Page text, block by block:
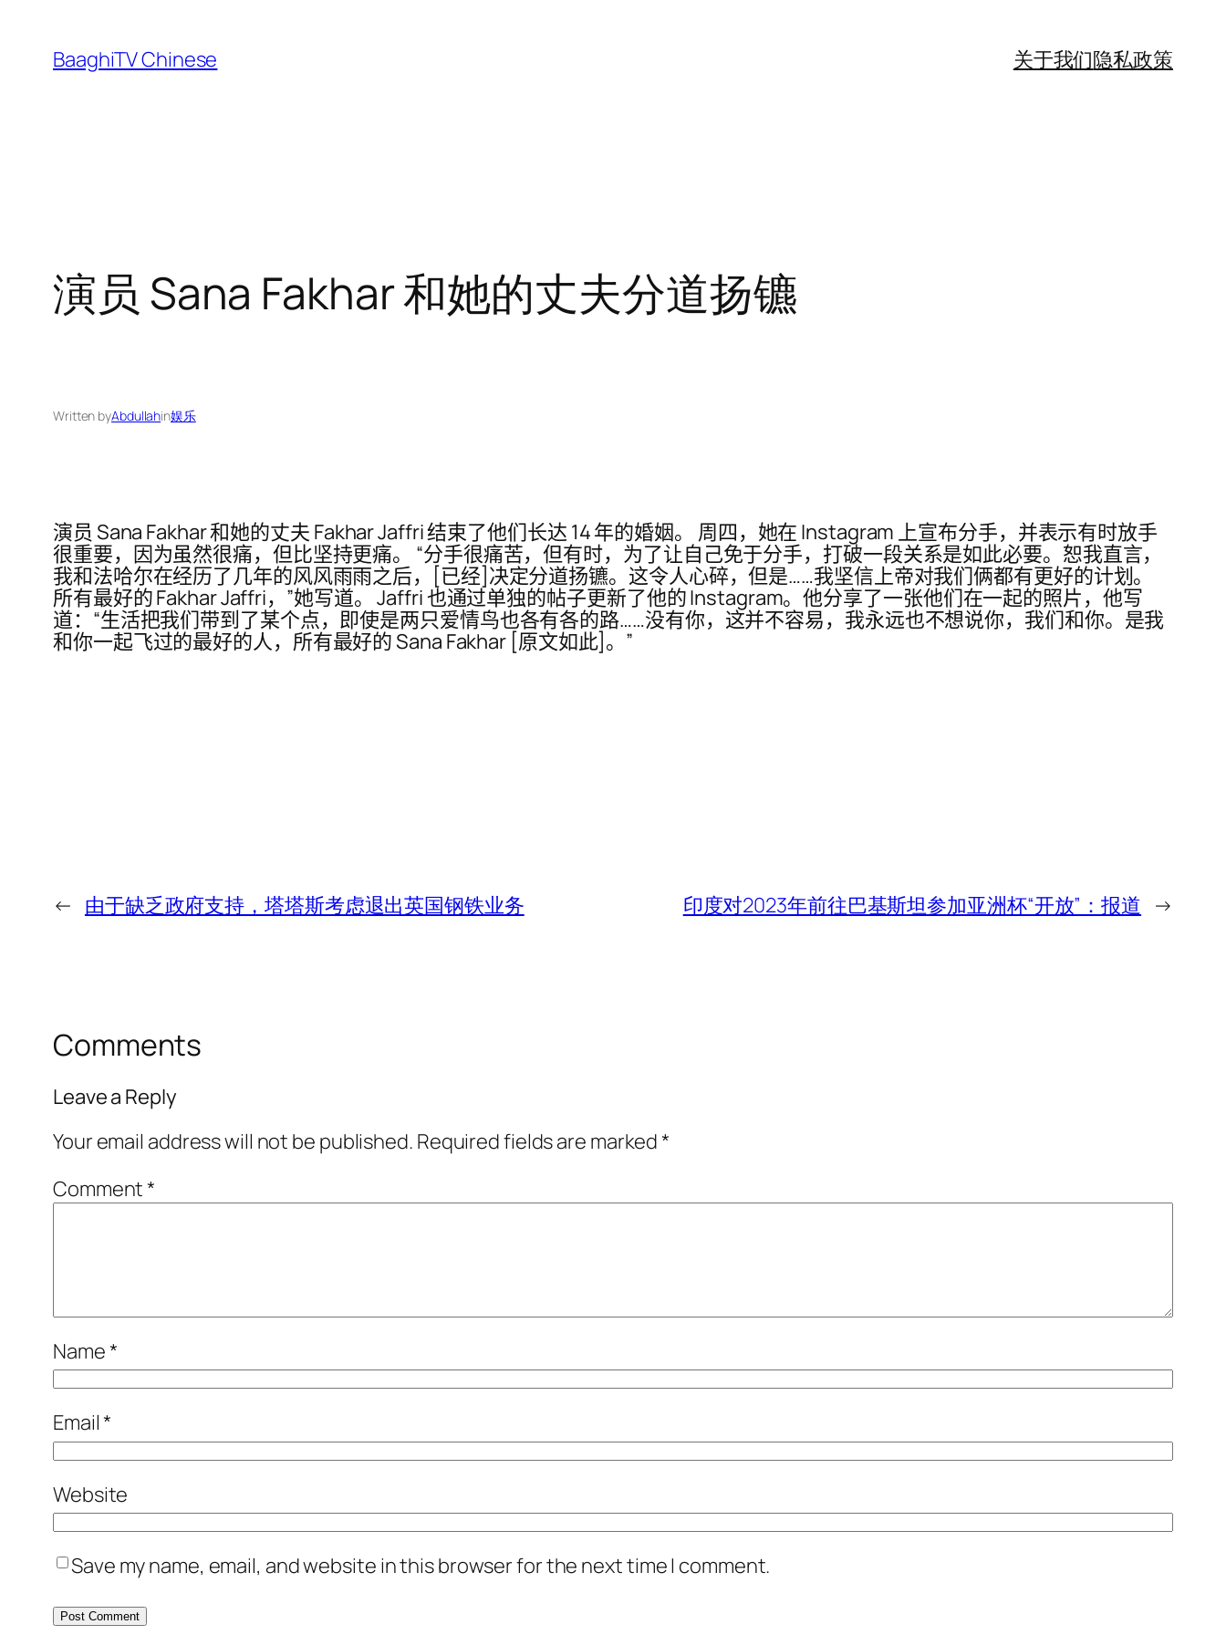
content
BaaghiTV Chinese 关于我们隐私政策
演员 Sana Fakhar 和她的丈夫分道扬镳
Written byAbdullahin娱乐
演员 Sana Fakhar 和她的丈夫 Fakhar Jaffri 结束了他们长达 14 年的婚姻。 周四，她在 Instagram 上宣布分手，并表示有时放手
很重要，因为虽然很痛，但比坚持更痛。 “分手很痛苦，但有时，为了让自己免于分手，打破一段关系是如此必要。恕我直言，
我和法哈尔在经历了几年的风风雨雨之后，[已经]决定分道扬镳。这令人心碎，但是……我坚信上帝对我们俩都有更好的计划。
所有最好的 Fakhar Jaffri，”她写道。 Jaffri 也通过单独的帖子更新了他的 Instagram。他分享了一张他们在一起的照片，他写
道：“生活把我们带到了某个点，即使是两只爱情鸟也各有各的路……没有你，这并不容易，我永远也不想说你，我们和你。是我
和你一起飞过的最好的人，所有最好的 Sana Fakhar [原文如此]。”
← 由于缺乏政府支持，塔塔斯考虑退出英国钢铁业务 印度对2023年前往巴基斯坦参加亚洲杯“开放”：报道 →
Comments
Leave a Reply
Your email address will not be published. Required fields are marked*
Comment*
Name*
Email*
Website
Save my name, email, and website in this browser for the next time I comment.